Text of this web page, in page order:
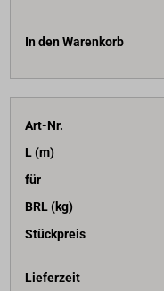
In den Warenkorb
Art-Nr.
L (m)
für
BRL (kg)
Stückpreis
Lieferzeit